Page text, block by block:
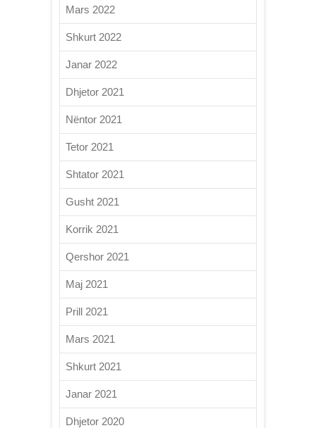
Mars 2022
Shkurt 2022
Janar 2022
Dhjetor 2021
Nëntor 2021
Tetor 2021
Shtator 2021
Gusht 2021
Korrik 2021
Qershor 2021
Maj 2021
Prill 2021
Mars 2021
Shkurt 2021
Janar 2021
Dhjetor 2020